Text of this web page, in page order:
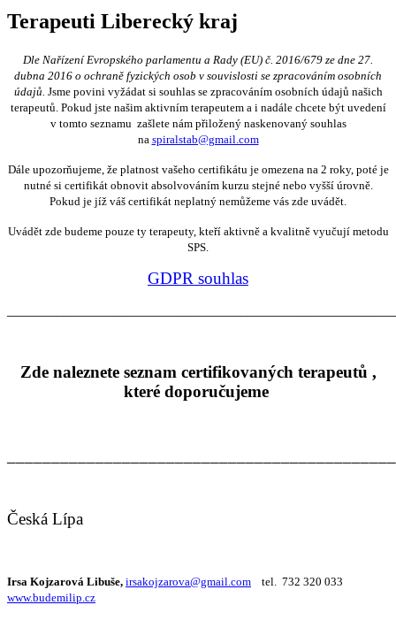
Terapeuti Liberecký kraj
Dle Nařízení Evropského parlamentu a Rady (EU) č. 2016/679 ze dne 27.
dubna 2016 o ochraně fyzických osob v souvislosti se zpracováním osobních
údajů. Jsme povini vyžádat si souhlas se zpracováním osobních údajů našich
terapeutů. Pokud jste našim aktivním terapeutem a i nadále chcete být uvedení
v tomto seznamu zašlete nám přiložený naskenovaný souhlas
na spiralstab@gmail.com
Dále upozorňujeme, že platnost vašeho certifikátu je omezena na 2 roky, poté je
nutné si certifikát obnovit absolvováním kurzu stejné nebo vyšší úrovně.
Pokud je jíž váš certifikát neplatný nemůžeme vás zde uvádět.
Uvádět zde budeme pouze ty terapeuty, kteří aktivně a kvalitně vyučují metodu
SPS.
GDPR souhlas
Zde naleznete seznam certifikovaných terapeutů ,
které doporučujeme
Česká Lípa
Irsa Kojzarová Libuše, irsakojzarova@gmail.com tel. 732 320 033
www.budemilip.cz